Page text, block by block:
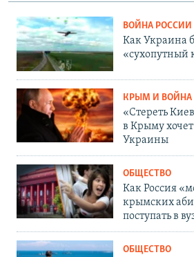
ВОЙНА РОССИИ
Как Украина
«сухопутный
КРЫМ И ВОЙНА
«Стереть
в Крыму
Украины
ОБЩЕСТВО
Как Россия
крымских
поступать в
ОБЩЕСТВО